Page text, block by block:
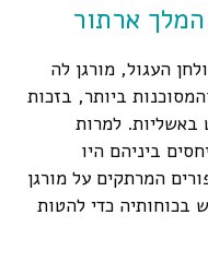
ארתור
העגול, מורגן לה
ביותר, בזכות
באשליות. למרות
ביניהם היו
המרתקים על מורגן
כדי להטות